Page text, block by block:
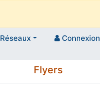
Réseaux Connexion
Flyers